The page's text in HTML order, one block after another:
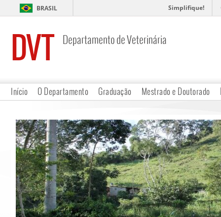
BRASIL Simplifique!
DVT Departamento de Veterinária
Início O Departamento Graduação Mestrado e Doutorado